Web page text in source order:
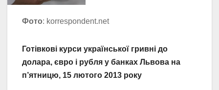
Фото: korrespondent.net
Готівкові курси української гривні до
долара, євро і рубля у банках Львова на
п’ятницю, 15 лютого 2013 року